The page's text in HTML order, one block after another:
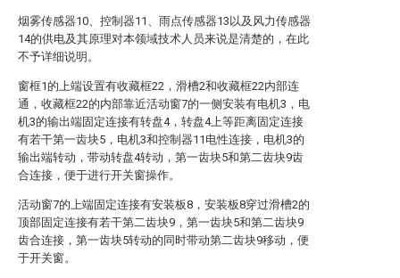
烟雾传感器10、控制器11、雨点传感器13以及风力传感器
14的供电及其原理对本领域技术人员来说是清楚的，在此
不予详细说明。
窗框1的上端设置有收藏框22，滑槽2和收藏框22内部连
通，收藏框22的内部靠近活动窗7的一侧安装有电机3，电
机3的输出端固定连接有转盘4，转盘4上等距离固定连接
有若干第一齿块5，电机3和控制器11电性连接，电机3的
输出端转动，带动转盘4转动，第一齿块5和第二齿块9齿
合连接，便于进行开关窗操作。
活动窗7的上端固定连接有安装板8，安装板8穿过滑槽2的
顶部固定连接有若干第二齿块9，第一齿块5和第二齿块9
齿合连接，第一齿块5转动的同时带动第二齿块9移动，便
于开关窗。